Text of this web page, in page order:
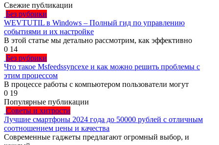
Свежие публикации
Без рубрики
WEVTUTIL в Windows – Полный гид по управлению
событиями и их настройке
В этой статье мы детально рассмотрим, как эффективно
0 14
Без рубрики
Что такое Msfeedssyncexe и как можно решить проблемы с
этим процессом
В процессе работы с компьютером пользователи могут
0 19
Популярные публикации
Советы и хитрости
Лучшие смартфоны 2024 года до 50000 рублей с отличным
соотношением цены и качества
Современные гаджеты предлагают огромный выбор, и